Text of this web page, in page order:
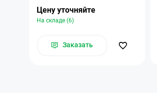
Цену уточняйте
На складе (6)
Заказать